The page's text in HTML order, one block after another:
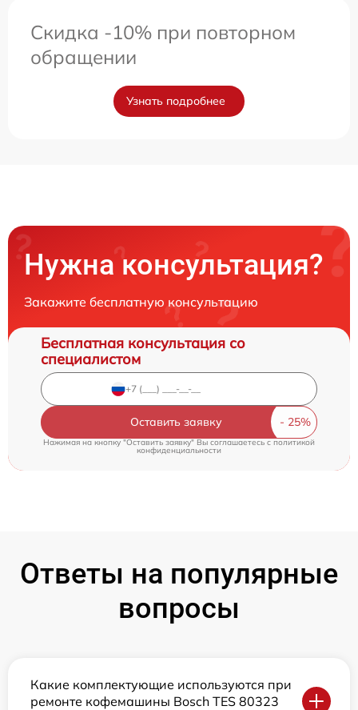
Скидка -10% при повторном
обращении
Узнать подробнее
Нужна консультация?
Закажите бесплатную консультацию
Бесплатная консультация со
специалистом
Оставить заявку
Нажимая на кнопку "Оставить заявку" Вы соглашаетесь cполитикой
конфиденциальности
Ответы на популярные
вопросы
Какие комплектующие используются при
ремонте кофемашины Bosch TES 80323